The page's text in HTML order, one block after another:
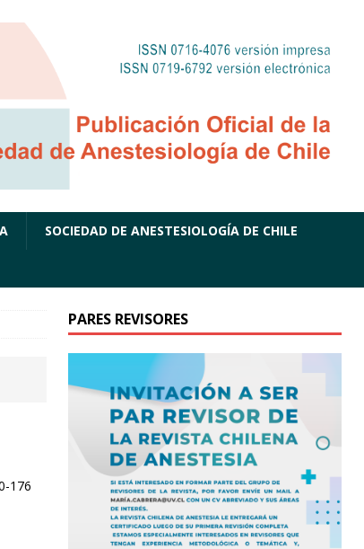
SOCIEDAD DE ANESTESIOLOGÍA DE CHILE
176
PARES REVISORES